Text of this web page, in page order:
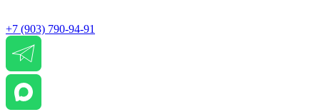
+7 (903) 790-94-91